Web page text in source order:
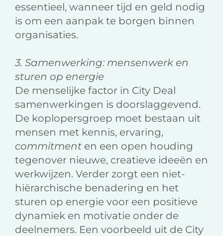
essentieel, wanneer tijd en geld nodig
is om een aanpak te borgen binnen
organisaties.
3. Samenwerking: mensenwerk en
sturen op energie
De menselijke factor in City Deal
samenwerkingen is doorslaggevend.
De koplopersgroep moet bestaan uit
mensen met kennis, ervaring,
commitment en een open houding
tegenover nieuwe, creatieve ideeën en
werkwijzen. Verder zorgt een niet-
hiërarchische benadering en het
sturen op energie voor een positieve
dynamiek en motivatie onder de
deelnemers. Een voorbeeld uit de City